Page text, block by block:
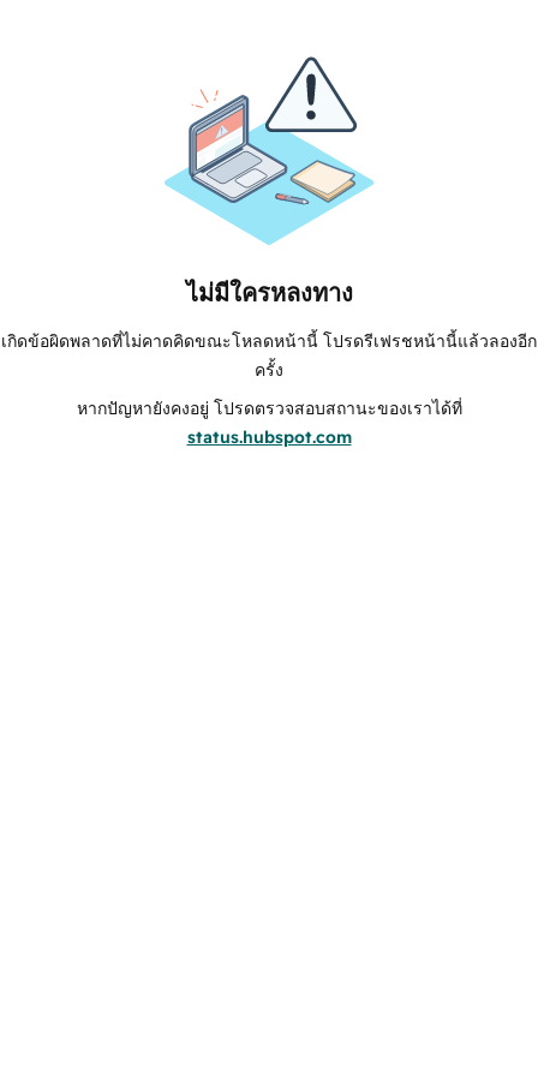
ไม่มีใครหลงทาง
เกิดข้อผิดพลาดที่ไม่คาดคิดขณะโหลดหน้านี้ โปรดรีเฟรชหน้านี้แล้วลองอีก
ครั้ง
หากปัญหายังคงอยู่ โปรดตรวจสอบสถานะของเราได้ที่
status.hubspot.com